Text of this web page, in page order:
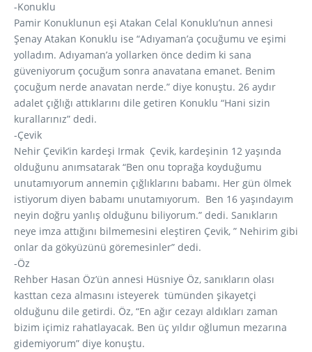
-Konuklu
Pamir Konuklunun eşi Atakan Celal Konuklu’nun annesi
Şenay Atakan Konuklu ise “Adıyaman’a çocuğumu ve eşimi
yolladım. Adıyaman’a yollarken önce dedim ki sana
güveniyorum çocuğum sonra anavatana emanet. Benim
çocuğum nerde anavatan nerde.” diye konuştu. 26 aydır
adalet çığlığı attıklarını dile getiren Konuklu “Hani sizin
kurallarınız” dedi.
-Çevik
Nehir Çevik’in kardeşi Irmak Çevik, kardeşinin 12 yaşında
olduğunu anımsatarak “Ben onu toprağa koyduğumu
unutamıyorum annemin çığlıklarını babamı. Her gün ölmek
istiyorum diyen babamı unutamıyorum. Ben 16 yaşındayım
neyin doğru yanlış olduğunu biliyorum.” dedi. Sanıkların
neye imza attığını bilmemesini eleştiren Çevik, ” Nehirim gibi
onlar da gökyüzünü göremesinler” dedi.
-Öz
Rehber Hasan Öz’ün annesi Hüsniye Öz, sanıkların olası
kasttan ceza almasını isteyerek tümünden şikayetçi
olduğunu dile getirdi. Öz, “En ağır cezayı aldıkları zaman
bizim içimiz rahatlayacak. Ben üç yıldır oğlumun mezarına
gidemiyorum” diye konuştu.